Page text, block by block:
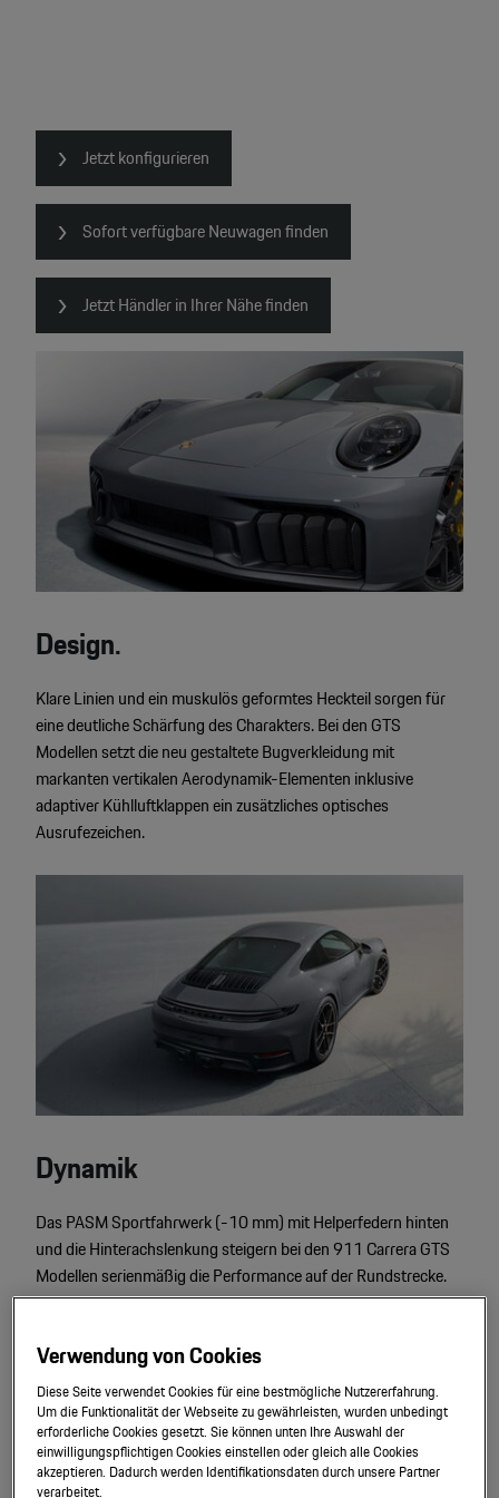
Jetzt konfigurieren
Sofort verfügbare Neuwagen finden
Jetzt Händler in Ihrer Nähe finden
Design.
Klare Linien und ein muskulös geformtes Heckteil sorgen für
eine deutliche Schärfung des Charakters. Bei den GTS
Modellen setzt die neu gestaltete Bugverkleidung mit
markanten vertikalen Aerodynamik-Elementen inklusive
adaptiver Kühlluftklappen ein zusätzliches optisches
Ausrufezeichen.
Dynamik
Das PASM Sportfahrwerk (-10 mm) mit Helperfedern hinten
und die Hinterachslenkung steigern bei den 911 Carrera GTS
Modellen serienmäßig die Performance auf der Rundstrecke.
The one and always.
Wer von einem Porsche träumt, hat meist ihn vor Augen: Der
911 gilt seit 60 Jahren als Inbegriff eines aufregenden,
Verwendung von Cookies
Diese Seite verwendet Cookies für eine bestmögliche Nutzererfahrung.
Um die Funktionalität der Webseite zu gewährleisten, wurden unbedingt
erforderliche Cookies gesetzt. Sie können unten Ihre Auswahl der
einwilligungspflichtigen Cookies einstellen oder gleich alle Cookies
akzeptieren. Dadurch werden Identifikationsdaten durch unsere Partner
verarbeitet.